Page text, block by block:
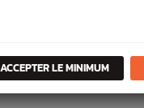
ACCEPTER LE MINIMUM